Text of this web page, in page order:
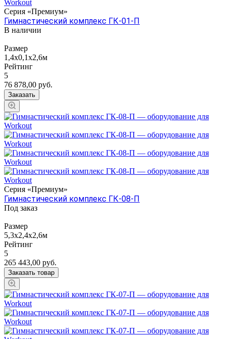
Серия «Премиум»
Гимнастический комплекс ГК-01-П
В наличии
Размер
1,4х0,1х2,6м
Рейтинг
5
76 878,00 руб.
Заказать
Серия «Премиум»
Гимнастический комплекс ГК-08-П
Под заказ
Размер
5,3х2,4х2,6м
Рейтинг
5
265 443,00 руб.
Заказать товар